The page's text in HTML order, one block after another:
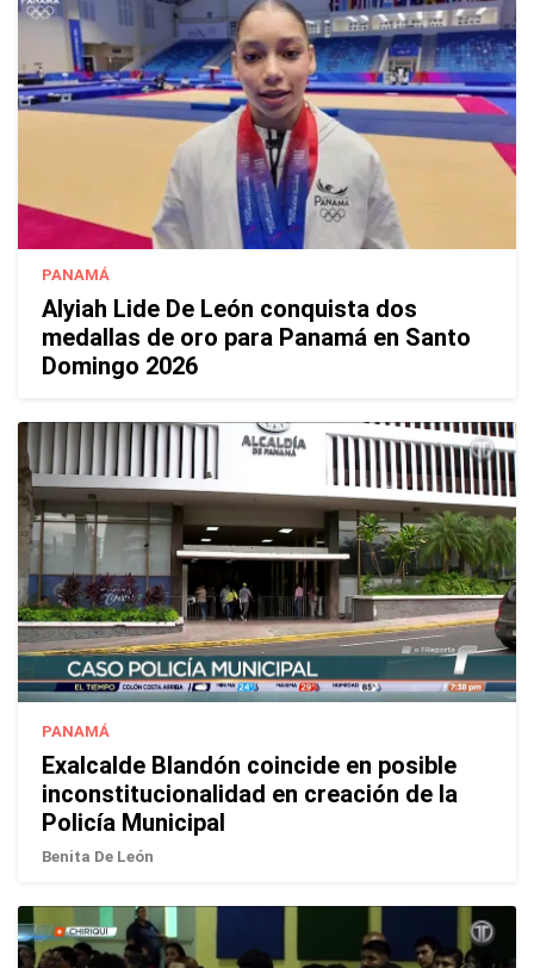
PANAMÁ
Alyiah Lide De León conquista dos
medallas de oro para Panamá en Santo
Domingo 2026
PANAMÁ
Exalcalde Blandón coincide en posible
inconstitucionalidad en creación de la
Policía Municipal
Benita De León